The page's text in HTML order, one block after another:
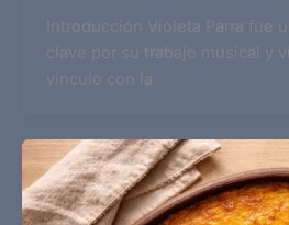
Introducción Violeta Parra fue
clave por su trabajo musical y
vínculo con la